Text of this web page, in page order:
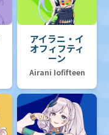
アイラニ・イ
オフィフティ
ーン
Airani Iofifteen